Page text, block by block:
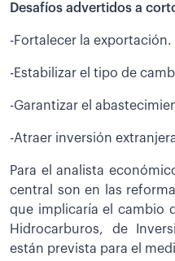
Desafíos advertidos a
-Fortalecer la exportación.
-Estabilizar el tipo de
-Garantizar el
-Atraer inversión
Para el analista
central son en las
que implicaría el cambio
Hidrocarburos, de
están prevista para el